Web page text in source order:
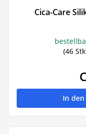
Cica-Care
(46
In